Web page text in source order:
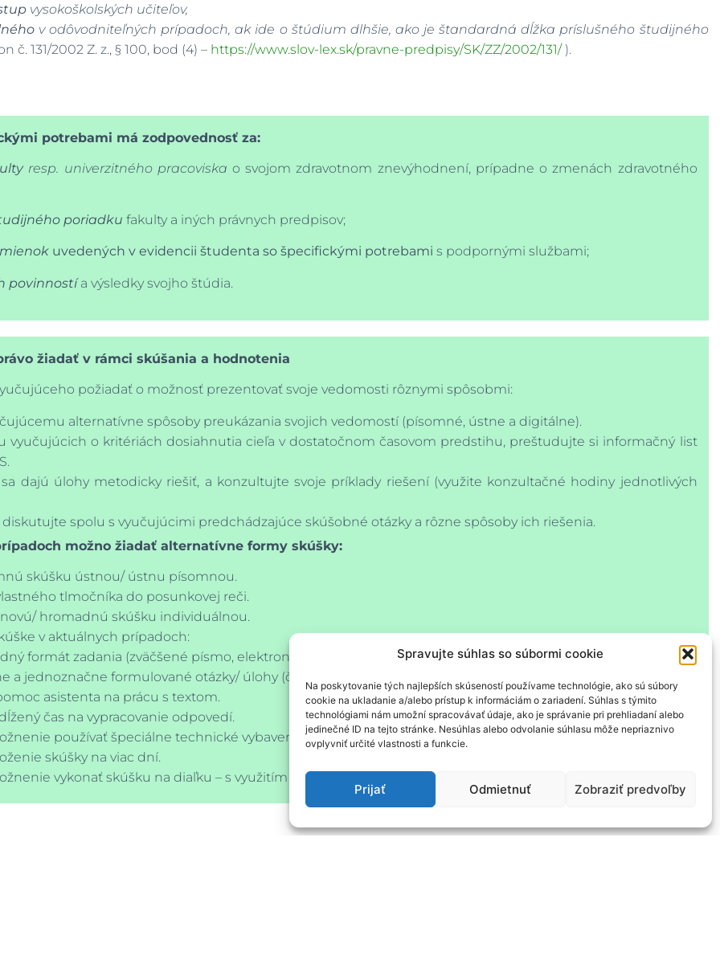
Spravujte súhlas so súbormi cookie
Na poskytovanie tých najlepších skúseností používame technológie, ako sú súbory
cookie na ukladanie a/alebo prístup k informáciám o zariadení. Súhlas s týmito
technológiami nám umožní spracovávať údaje, ako je správanie pri prehliadaní alebo
jedinečné ID na tejto stránke. Nesúhlas alebo odvolanie súhlasu môže nepriaznivo
ovplyvniť určité vlastnosti a funkcie.
Prijať Odmietnuť Zobraziť predvoľby
vysokoškolských učiteľov,
v odôvodniteľných prípadoch, ak ide o štúdium dlhšie, ako je štandardná dĺžka príslušného študijného
č. 131/2002 Z. z., § 100, bod (4) – https://www.slov-lex.sk/pravne-predpisy/SK/ZZ/2002/131/).
potrebami má zodpovednosť za:
resp. univerzitného pracoviska o svojom zdravotnom znevýhodnení, prípadne o zmenách zdravotného
poriadku fakulty a iných právnych predpisov;
uvedených v evidencii študenta so špecifickými potrebami s podpornými službami;
povinnostía výsledky svojho štúdia.
žiadať v rámci skúšania a hodnotenia
požiadať o možnosť prezentovať svoje vedomosti rôznymi spôsobmi:
alternatívne spôsoby preukázania svojich vedomostí (písomné, ústne a digitálne).
vyučujúcich o kritériách dosiahnutia cieľa v dostatočnom časovom predstihu, preštudujte si informačný list
sa dajú úlohy metodicky riešiť, a konzultujte svoje príklady riešení (využite konzultačné hodiny jednotlivých
spolu s vyučujúcimi predchádzajúce skúšobné otázky a rôzne spôsoby ich riešenia.
možno žiadať alternatívne formy skúšky:
skúšku ústnou/ ústnu písomnou.
tlmočníka do posunkovej reči.
hromadnú skúšku individuálnou.
v aktuálnych prípadoch:
formát zadania (zväčšené písmo, elektronická forma, zvuková forma).
a jednoznačne formulované otázky/ úlohy (členenie do odstavcov, začiatok textu od ľavého kraja).
asistenta na prácu s textom.
čas na vypracovanie odpovedí.
používať špeciálne technické vybavenie.
skúšky na viac dní.
vykonať skúšku na diaľku – s využitím MS Teams, MS Forms, LMS Moodle a pod..